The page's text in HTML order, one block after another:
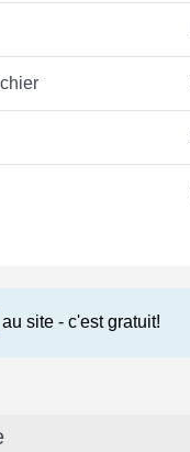
au site - c'est gratuit!